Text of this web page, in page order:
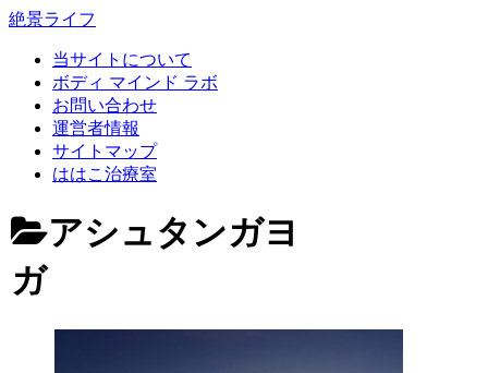
絶景ライフ
当サイトについて
ボディ マインド ラボ
お問い合わせ
運営者情報
サイトマップ
ははこ治療室
アシュタンガヨ
ガ